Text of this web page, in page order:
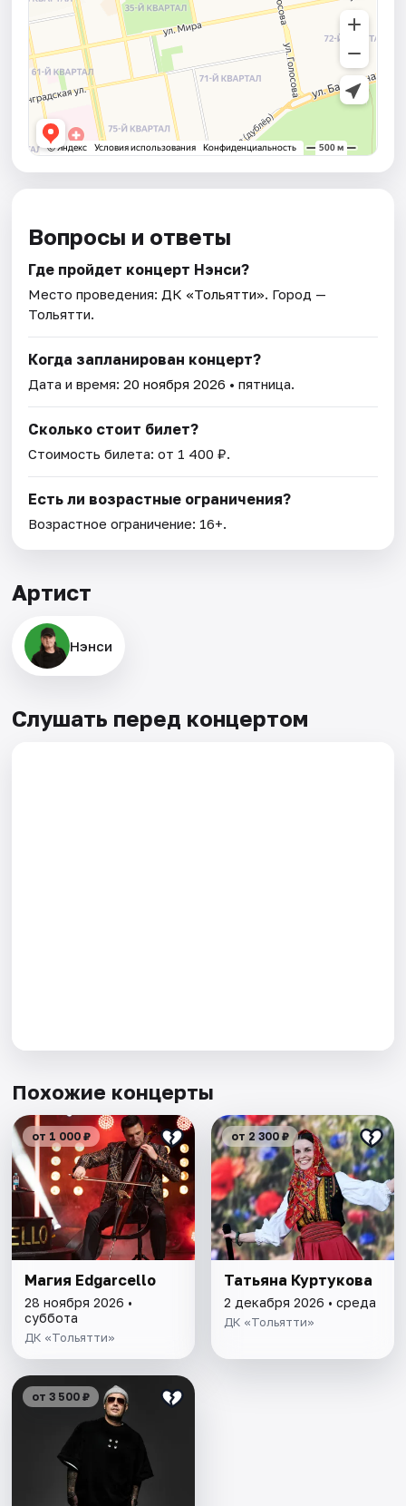
Вопросы и ответы
Где пройдет концерт Нэнси?
Место проведения: ДК «Тольятти». Город —
Тольятти.
Когда запланирован концерт?
Дата и время:20 ноября 2026 • пятница.
Сколько стоит билет?
Стоимость билета: от 1 400 ₽.
Есть ли возрастные ограничения?
Возрастное ограничение: 16+.
Артист
Нэнси
Слушать перед концертом
Похожие концерты
от 1 000 ₽
Магия Edgarcello
28 ноября 2026 •
суббота
ДК «Тольятти»
от 2 300 ₽
Татьяна Куртукова
2 декабря 2026 • среда
ДК «Тольятти»
от 3 500 ₽